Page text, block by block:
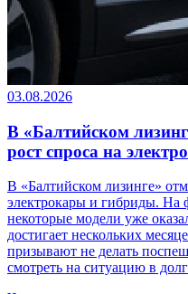
03.08.2026
В «Балтийском
рост спроса на
В «Балтийском лизинге»
электрокары и гибриды. На
некоторые модели уже
достигает нескольких
призывают не делать
смотреть на ситуацию в